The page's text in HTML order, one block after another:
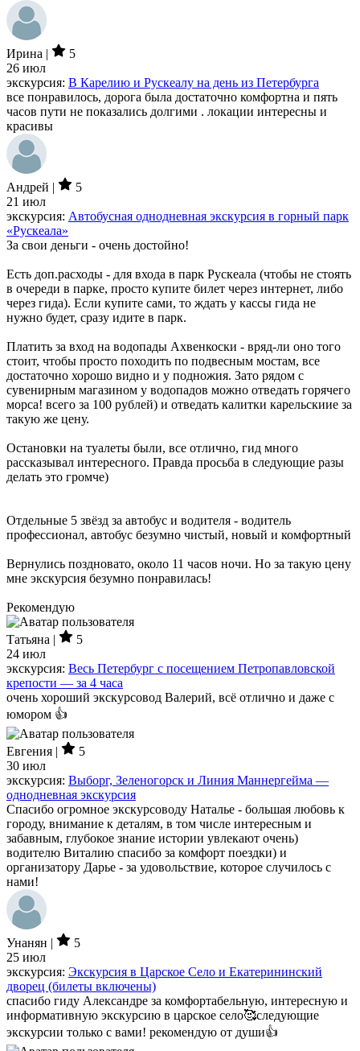
Ирина |
5
26 июл
экскурсия: В Карелию и Рускеалу на день из Петербурга
все понравилось, дорога была достаточно комфортна и пять
часов пути не показались долгими . локации интересны и
красивы
Андрей |
5
21 июл
экскурсия: Автобусная однодневная экскурсия в горный парк
«Рускеала»
За свои деньги - очень достойно!
Есть доп.расходы - для входа в парк Рускеала (чтобы не стоять
в очереди в парке, просто купите билет через интернет, либо
через гида). Если купите сами, то ждать у кассы гида не
нужно будет, сразу идите в парк.
Платить за вход на водопады Ахвенкоски - вряд-ли оно того
стоит, чтобы просто походить по подвесным мостам, все
достаточно хорошо видно и у подножия. Зато рядом с
сувенирным магазином у водопадов можно отведать горячего
морса! всего за 100 рублей) и отведать калитки карельскиие за
такую же цену.
Остановки на туалеты были, все отлично, гид много
рассказывал интересного. Правда просьба в следующие разы
делать это громче)
Отдельные 5 звёзд за автобус и водителя - водитель
профессионал, автобус безумно чистый, новый и комфортный
Вернулись поздновато, около 11 часов ночи. Но за такую цену
мне экскурсия безумно понравилась!
Рекомендую
Татьяна |
5
24 июл
экскурсия: Весь Петербург с посещением Петропавловской
крепости — за 4 часа
очень хороший экскурсовод Валерий, всё отлично и даже с
юмором 👍
Евгения |
5
30 июл
экскурсия: Выборг, Зеленогорск и Линия Маннергейма —
однодневная экскурсия
Спасибо огромное экскурсоводу Наталье - большая любовь к
городу, внимание к деталям, в том числе интересным и
забавным, глубокое знание истории увлекают очень)
водителю Виталию спасибо за комфорт поездки) и
организатору Дарье - за удовольствие, которое случилось с
нами!
Унанян |
5
25 июл
экскурсия: Экскурсия в Царское Село и Екатерининский
дворец (билеты включены)
спасибо гиду Александре за комфортабельную, интересную и
информативную экскурсию в царское село🥰следующие
экскурсии только с вами! рекомендую от души👍